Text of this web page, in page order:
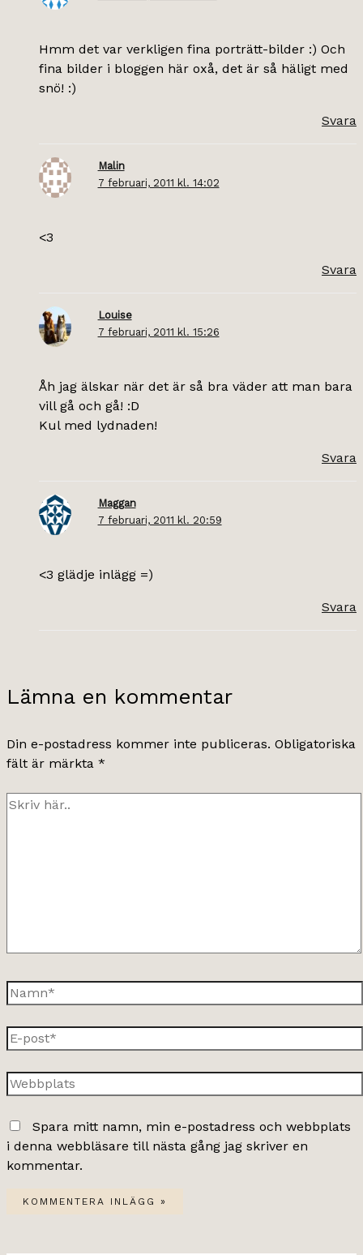
Hmm det var verkligen fina porträtt-bilder :) Och
fina bilder i bloggen här oxå, det är så häligt med
snö! :)
Svara
Malin
7 februari, 2011 kl. 14:02
<3
Svara
Louise
7 februari, 2011 kl. 15:26
Åh jag älskar när det är så bra väder att man bara
vill gå och gå! :D
Kul med lydnaden!
Svara
Maggan
7 februari, 2011 kl. 20:59
<3 glädje inlägg =)
Svara
Lämna en kommentar
Din e-postadress kommer inte publiceras. Obligatoriska
fält är märkta *
Skriv
Namn*
E-
post*
Webbplats
Spara mitt namn, min e-postadress och webbplats
i denna webbläsare till nästa gång jag skriver en
kommentar.